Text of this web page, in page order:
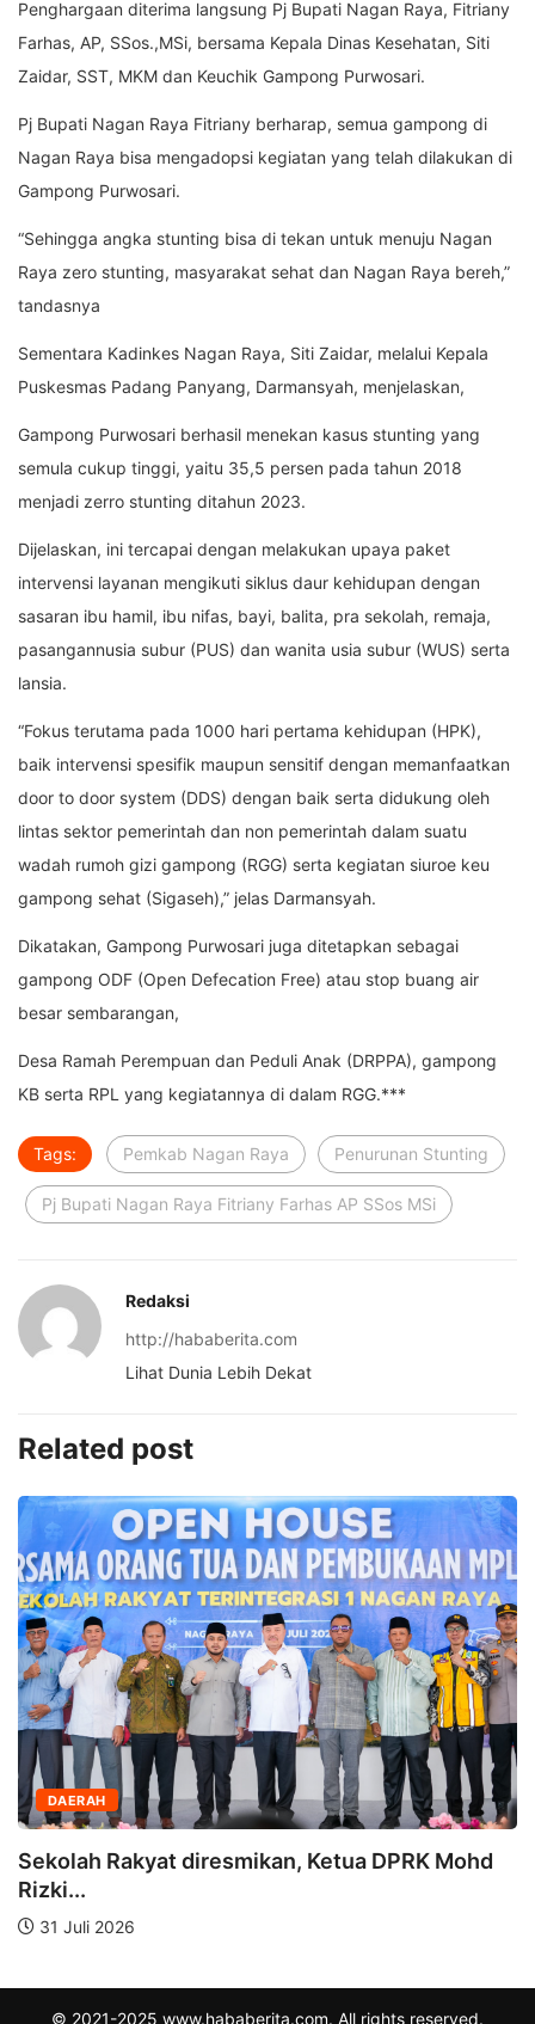
Penghargaan diterima langsung Pj Bupati Nagan Raya, Fitriany
Farhas, AP, SSos.,MSi, bersama Kepala Dinas Kesehatan, Siti
Zaidar, SST, MKM dan Keuchik Gampong Purwosari.
Pj Bupati Nagan Raya Fitriany berharap, semua gampong di
Nagan Raya bisa mengadopsi kegiatan yang telah dilakukan di
Gampong Purwosari.
“Sehingga angka stunting bisa di tekan untuk menuju Nagan
Raya zero stunting, masyarakat sehat dan Nagan Raya bereh,”
tandasnya
Sementara Kadinkes Nagan Raya, Siti Zaidar, melalui Kepala
Puskesmas Padang Panyang, Darmansyah, menjelaskan,
Gampong Purwosari berhasil menekan kasus stunting yang
semula cukup tinggi, yaitu 35,5 persen pada tahun 2018
menjadi zerro stunting ditahun 2023.
Dijelaskan, ini tercapai dengan melakukan upaya paket
intervensi layanan mengikuti siklus daur kehidupan dengan
sasaran ibu hamil, ibu nifas, bayi, balita, pra sekolah, remaja,
pasangannusia subur (PUS) dan wanita usia subur (WUS) serta
lansia.
“Fokus terutama pada 1000 hari pertama kehidupan (HPK),
baik intervensi spesifik maupun sensitif dengan memanfaatkan
door to door system (DDS) dengan baik serta didukung oleh
lintas sektor pemerintah dan non pemerintah dalam suatu
wadah rumoh gizi gampong (RGG) serta kegiatan siuroe keu
gampong sehat (Sigaseh),” jelas Darmansyah.
Dikatakan, Gampong Purwosari juga ditetapkan sebagai
gampong ODF (Open Defecation Free) atau stop buang air
besar sembarangan,
Desa Ramah Perempuan dan Peduli Anak (DRPPA), gampong
KB serta RPL yang kegiatannya di dalam RGG.***
Tags: Pemkab Nagan Raya Penurunan Stunting
Pj Bupati Nagan Raya Fitriany Farhas AP SSos MSi
Redaksi
http://hababerita.com
Lihat Dunia Lebih Dekat
Related post
DAERAH
Sekolah Rakyat diresmikan, Ketua DPRK Mohd
Rizki...
31 Juli 2026
© 2021-2025 www.hababerita.com. All rights reserved.